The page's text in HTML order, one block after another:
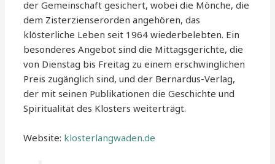
der Gemeinschaft gesichert, wobei die Mönche, die
dem Zisterzienserorden angehören, das
klösterliche Leben seit 1964 wiederbelebten. Ein
besonderes Angebot sind die Mittagsgerichte, die
von Dienstag bis Freitag zu einem erschwinglichen
Preis zugänglich sind, und der Bernardus-Verlag,
der mit seinen Publikationen die Geschichte und
Spiritualität des Klosters weiterträgt.
Website: klosterlangwaden.de